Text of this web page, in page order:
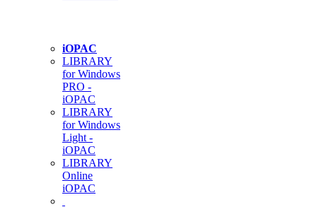
iOPAC
LIBRARY
for Windows
PRO -
iOPAC
LIBRARY
for Windows
Light -
iOPAC
LIBRARY
Online
iOPAC